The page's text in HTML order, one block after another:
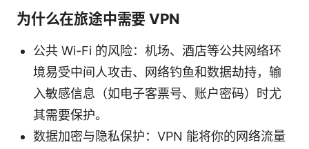
为什么在旅途中需要 VPN
公共 Wi-Fi 的风险：机场、酒店等公共网络环
境易受中间人攻击、网络钓鱼和数据劫持，输
入敏感信息（如电子客票号、账户密码）时尤
其需要保护。
数据加密与隐私保护：VPN 能将你的网络流量